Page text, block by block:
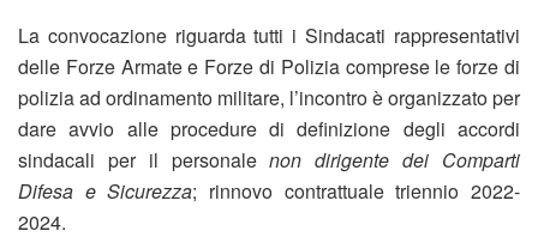
La convocazione riguarda tutti i Sindacati rappresentativi
delle Forze Armate e Forze di Polizia comprese le forze di
polizia ad ordinamento militare, l’incontro è organizzato per
dare avvio alle procedure di definizione degli accordi
sindacali per il personalenon dirigente dei Comparti
Difesa e Sicurezza; rinnovo contrattuale triennio 2022-
2024.